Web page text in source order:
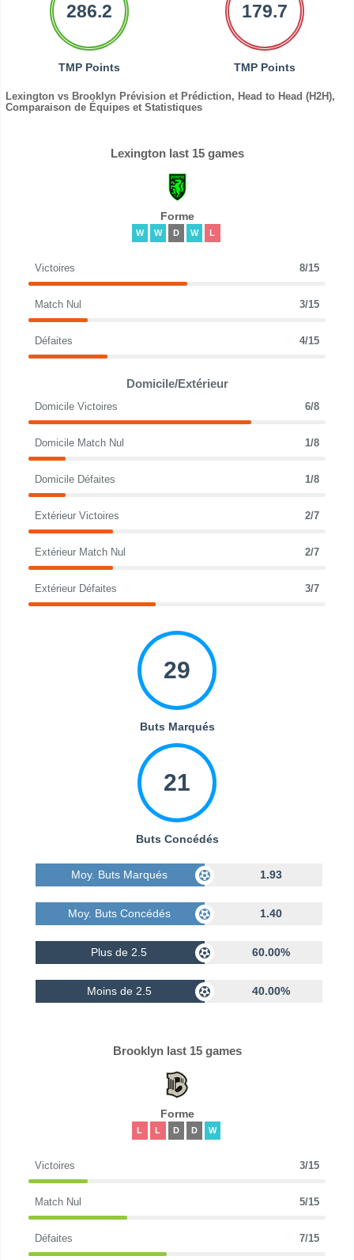
286.2
TMP Points
179.7
TMP Points
Lexington vs Brooklyn Prévision et Prédiction, Head to Head (H2H),
Comparaison de Équipes et Statistiques
Lexington last 15 games
Forme
W W D W L
Victoires 8/15
Match Nul 3/15
Défaites 4/15
Domicile/Extérieur
Domicile Victoires 6/8
Domicile Match Nul 1/8
Domicile Défaites 1/8
Extérieur Victoires 2/7
Extérieur Match Nul 2/7
Extérieur Défaites 3/7
29
Buts Marqués
21
Buts Concédés
Moy. Buts Marqués 1.93
Moy. Buts Concédés 1.40
Plus de 2.5 60.00%
Moins de 2.5 40.00%
Brooklyn last 15 games
Forme
L L D D W
Victoires 3/15
Match Nul 5/15
Défaites 7/15